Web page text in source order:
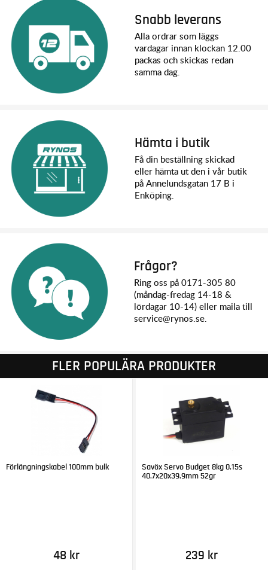
Snabb leverans
Alla ordrar som läggs
vardagar innan klockan 12.00
packas och skickas redan
samma dag.
Hämta i butik
Få din beställning skickad
eller hämta ut den i vår butik
på Annelundsgatan 17 B i
Enköping.
Frågor?
Ring oss på 0171-305 80
(måndag-fredag 14-18 &
lördagar 10-14) eller maila till
service@rynos.se.
FLER POPULÄRA PRODUKTER
Förlängningskabel 100mm bulk
48 kr
Savöx Servo Budget 8kg 0.15s
40.7x20x39.9mm 52gr
239 kr